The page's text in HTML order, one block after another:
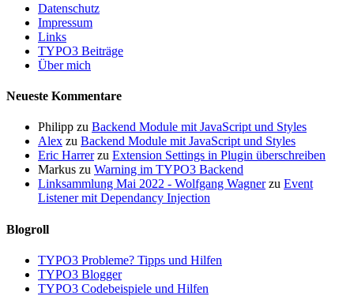
Datenschutz
Impressum
Links
TYPO3 Beiträge
Über mich
Neueste Kommentare
Philipp zu Backend Module mit JavaScript und Styles
Alex zu Backend Module mit JavaScript und Styles
Eric Harrerzu Extension Settings in Plugin überschreiben
Markus zu Warning im TYPO3 Backend
Linksammlung Mai 2022 - Wolfgang Wagnerzu Event
Listener mit Dependancy Injection
Blogroll
TYPO3 Probleme? Tipps und Hilfen
TYPO3 Blogger
TYPO3 Codebeispiele und Hilfen